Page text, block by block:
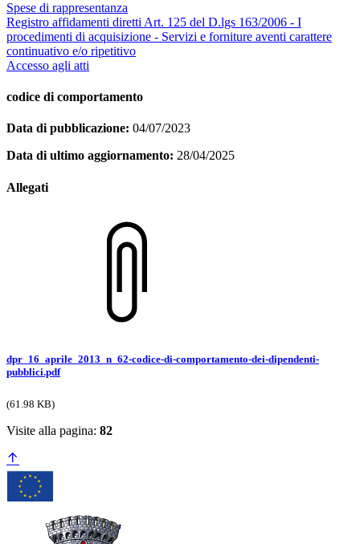
Spese di rappresentanza
Registro affidamenti diretti Art. 125 del D.lgs 163/2006 - I
procedimenti di acquisizione - Servizi e forniture aventi carattere
continuativo e/o ripetitivo
Accesso agli atti
codice di comportamento
Data di pubblicazione: 04/07/2023
Data di ultimo aggiornamento: 28/04/2025
Allegati
dpr_16_aprile_2013_n_62-codice-di-comportamento-dei-dipendenti-
pubblici.pdf
(61.98 KB)
Visite alla pagina: 82